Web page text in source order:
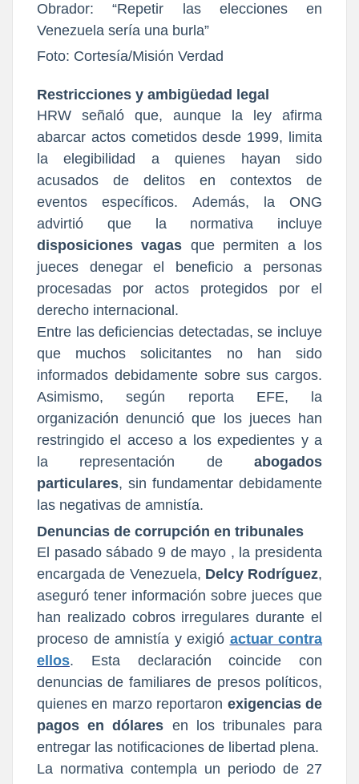
Foto: Cortesía/Misión Verdad
Restricciones y ambigüedad legal
HRW señaló que, aunque la ley afirma
abarcar actos cometidos desde 1999, limita
la elegibilidad a quienes hayan sido
acusados de delitos en contextos de
eventos específicos. Además, la ONG
advirtió que la normativa incluye
disposiciones vagas que permiten a los
jueces denegar el beneficio a personas
procesadas por actos protegidos por el
derecho internacional.
Entre las deficiencias detectadas, se incluye
que muchos solicitantes no han sido
informados debidamente sobre sus cargos.
Asimismo, según reporta EFE, la
organización denunció que los jueces han
restringido el acceso a los expedientes y a
la representación de
abogados
particulares, sin fundamentar debidamente
las negativas de amnistía.
Denuncias de corrupción en tribunales
El pasado sábado 9 de mayo , la presidenta
encargada de Venezuela, Delcy Rodríguez,
aseguró tener información sobre jueces que
han realizado cobros irregulares durante el
proceso de amnistía y exigió actuar contra
ellos. Esta declaración coincide con
denuncias de familiares de presos políticos,
quienes en marzo reportaron exigencias de
pagos en dólares en los tribunales para
entregar las notificaciones de libertad plena.
La normativa contempla un periodo de 27